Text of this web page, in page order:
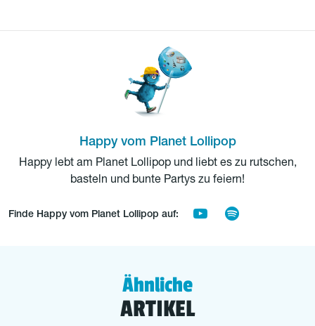
Happy vom Planet Lollipop
Happy lebt am Planet Lollipop und liebt es zu rutschen,
basteln und bunte Partys zu feiern!
Finde Happy vom Planet Lollipop auf:
Ähnliche
ARTIKEL